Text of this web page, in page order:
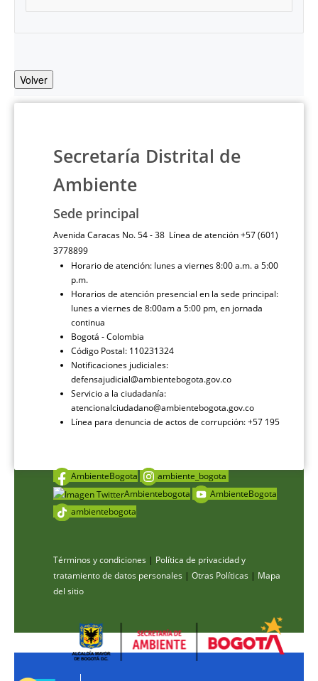
Volver
Secretaría Distrital de
Ambiente
Sede principal
Avenida Caracas No. 54 - 38 Línea de atención +57 (601)
3778899
Horario de atención: lunes a viernes 8:00 a.m. a 5:00
p.m.
Horarios de atención presencial en la sede principal:
lunes a viernes de 8:00am a 5:00 pm, en jornada
continua
Bogotá - Colombia
Código Postal: 110231324
Notificaciones judiciales:
defensajudicial@ambientebogota.gov.co
Servicio a la ciudadanía:
atencionalciudadano@ambientebogota.gov.co
Línea para denuncia de actos de corrupción: +57 195
AmbienteBogota
ambiente_bogota
Ambientebogota
AmbienteBogota
ambientebogota
Términos y condiciones | Política de privacidad y
tratamiento de datos personales | Otras Políticas | Mapa
del sitio